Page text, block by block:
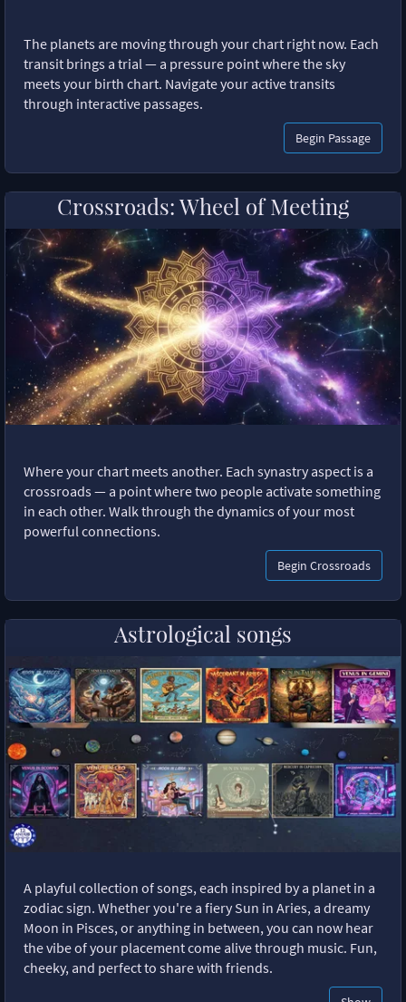
The planets are moving through your chart right now. Each
transit brings a trial — a pressure point where the sky
meets your birth chart. Navigate your active transits
through interactive passages.
Begin Passage
Crossroads: Wheel of Meeting
Where your chart meets another. Each synastry aspect is a
crossroads — a point where two people activate something
in each other. Walk through the dynamics of your most
powerful connections.
Begin Crossroads
Astrological songs
A playful collection of songs, each inspired by a planet in a
zodiac sign. Whether you're a fiery Sun in Aries, a dreamy
Moon in Pisces, or anything in between, you can now hear
the vibe of your placement come alive through music. Fun,
cheeky, and perfect to share with friends.